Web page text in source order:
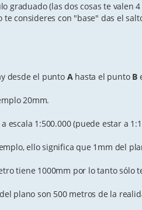
graduado (las dos cosas te valen
te consideres con "base" das el
desde el punto A hasta el punto B
20mm.
1:500.000 (puede estar a
ello significa que 1mm del
tiene 1000mm por lo tanto sólo
plano son 500 metros de la